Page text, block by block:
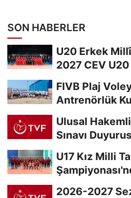
SON HABERLER
U20 Erkek Millî
2027 CEV
FIVB Plaj
Antrenörlük
Ulusal
Sınavı
U17 Kız Milli
2026-2027